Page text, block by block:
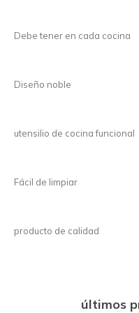
Debe tener en cada cocina
Diseño noble
utensilio de cocina funcional
Fácil de limpiar
producto de calidad
últimos